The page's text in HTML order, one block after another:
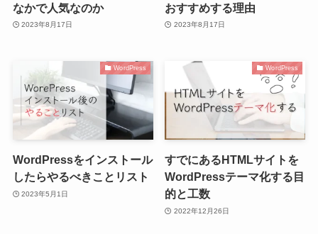
なかで人気なのか
2023年8月17日
おすすめする理由
2023年8月17日
WordPress
WordPressをインストール
したらやるべきことリスト
2023年5月1日
WordPress
すでにあるHTMLサイトを
WordPressテーマ化する目
的と工数
2022年12月26日